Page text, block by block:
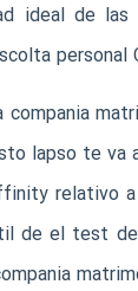
ideal de las
personal
lapso te va
relativo
de el test